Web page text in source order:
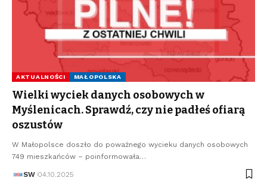
AKTUALNOŚCI MAŁOPOLSKA
Wielki wyciek danych osobowych w
Myślenicach. Sprawdź, czy nie padłeś ofiarą
oszustów
W Małopolsce doszło do poważnego wycieku danych osobowych
749 mieszkańców – poinformowała…
SW 04.10.2025